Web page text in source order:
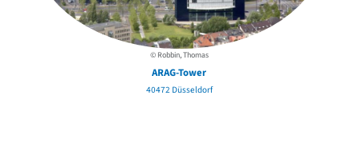
© Robbin, Thomas
ARAG-Tower
40472 Düsseldorf